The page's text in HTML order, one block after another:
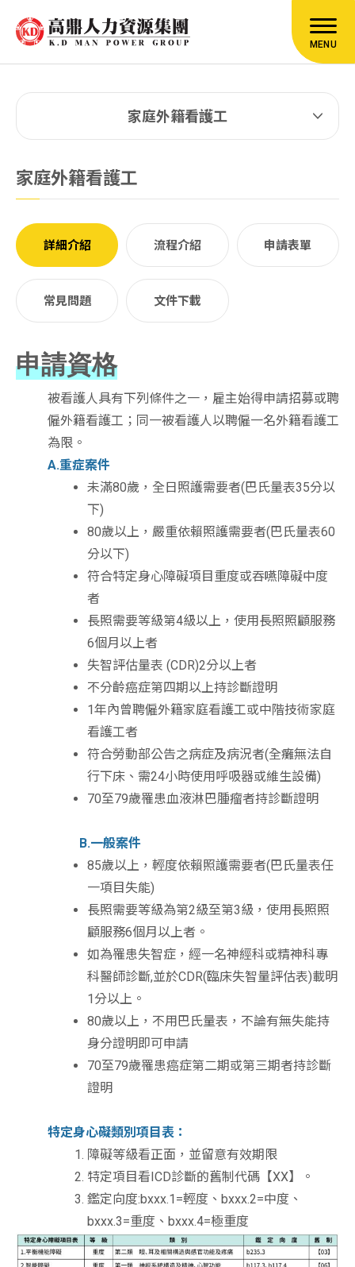
MENU
家庭外籍看護工
家庭外籍看護工
詳細介紹 流程介紹 申請表單
常見問題 文件下載
申請資格
被看護人具有下列條件之一，雇主始得申請招募或聘
僱外籍看護工；同一被看護人以聘僱一名外籍看護工
為限。
A.重症案件
未滿80歲，全日照護需要者(巴氏量表35分以
下)
80歲以上，嚴重依賴照護需要者(巴氏量表60
分以下)
符合特定身心障礙項目重度或吞嚥障礙中度
者
長照需要等級第4級以上，使用長照照顧服務
6個月以上者
失智評估量表 (CDR)2分以上者
不分齡癌症第四期以上持診斷證明
1年內曾聘僱外籍家庭看護工或中階技術家庭
看護工者
符合勞動部公告之病症及病況者(全癱無法自
行下床、需24小時使用呼吸器或維生設備)
70至79歲罹患血液淋巴腫瘤者持診斷證明
B.一般案件
85歲以上，輕度依賴照護需要者(巴氏量表任
一項目失能)
長照需要等級為第2級至第3級，使用長照照
顧服務6個月以上者。
如為罹患失智症，經一名神經科或精神科專
科醫師診斷,並於CDR(臨床失智量評估表)載明
1分以上。
80歲以上，不用巴氏量表，不論有無失能持
身分證明即可申請
70至79歲罹患癌症第二期或第三期者持診斷
證明
特定身心礙類別項目表：
障礙等級看正面，並留意有效期限
特定項目看ICD診斷的舊制代碼【XX】。
鑑定向度:bxxx.1=輕度、bxxx.2=中度、
bxxx.3=重度、bxxx.4=極重度